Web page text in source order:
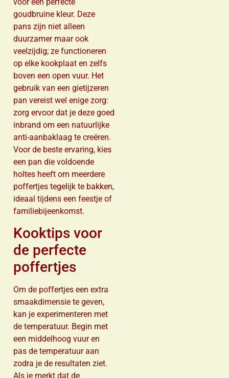
goudbruine kleur. Deze
pans zijn niet alleen
duurzamer maar ook
veelzijdig; ze functioneren
op elke kookplaat en zelfs
boven een open vuur. Het
gebruik van een gietijzeren
pan vereist wel enige zorg:
zorg ervoor dat je deze goed
inbrand om een ​​natuurlijke
anti-aanbaklaag te creëren.
Voor de beste ervaring, kies
een pan die voldoende
holtes heeft om meerdere
poffertjes tegelijk te bakken,
ideaal tijdens een feestje of
familiebijeenkomst.
Kooktips voor
de perfecte
poffertjes
Om de poffertjes een extra
smaakdimensie te geven,
kan je experimenteren met
de temperatuur. Begin met
een middelhoog vuur en
pas de temperatuur aan
zodra je de resultaten ziet.
Als je merkt dat de